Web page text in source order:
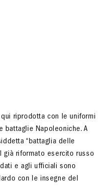
riprodotta con le uniformi
Napoleoniche. A
“battaglia delle
già riformato esercito russo
e agli ufficiali sono
con le insegne del